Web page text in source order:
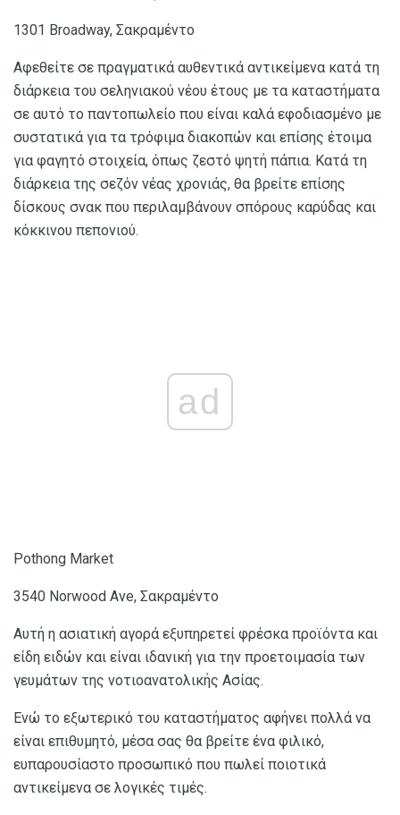
1301 Broadway, Σακραμέντο
Αφεθείτε σε πραγματικά αυθεντικά αντικείμενα κατά τη
διάρκεια του σεληνιακού νέου έτους με τα καταστήματα
σε αυτό το παντοπωλείο που είναι καλά εφοδιασμένο με
συστατικά για τα τρόφιμα διακοπών και επίσης έτοιμα
για φαγητό στοιχεία, όπως ζεστό ψητή πάπια. Κατά τη
διάρκεια της σεζόν νέας χρονιάς, θα βρείτε επίσης
δίσκους σνακ που περιλαμβάνουν σπόρους καρύδας και
κόκκινου πεπονιού.
ad
Pothong Market
3540 Norwood Ave, Σακραμέντο
Αυτή η ασιατική αγορά εξυπηρετεί φρέσκα προϊόντα και
είδη ειδών και είναι ιδανική για την προετοιμασία των
γευμάτων της νοτιοανατολικής Ασίας.
Ενώ το εξωτερικό του καταστήματος αφήνει πολλά να
είναι επιθυμητό, ​​μέσα σας θα βρείτε ένα φιλικό,
ευπαρουσίαστο προσωπικό που πωλεί ποιοτικά
αντικείμενα σε λογικές τιμές.